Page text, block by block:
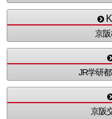
京
JR学研
京阪